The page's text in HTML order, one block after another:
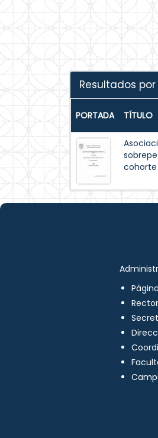
Resultados
PORTADA TÍTULO
cohorte